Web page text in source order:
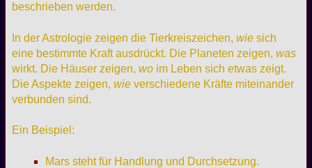
beschrieben werden.
In der Astrologie zeigen die Tierkreiszeichen, wie sich
eine bestimmte Kraft ausdrückt. Die Planeten zeigen, was
wirkt. Die Häuser zeigen, wo im Leben sich etwas zeigt.
Die Aspekte zeigen, wie verschiedene Kräfte miteinander
verbunden sind.
Ein Beispiel:
Mars steht für Handlung und Durchsetzung.